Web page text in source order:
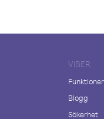
VIBER
Funktioner
Blogg
Säkerhet